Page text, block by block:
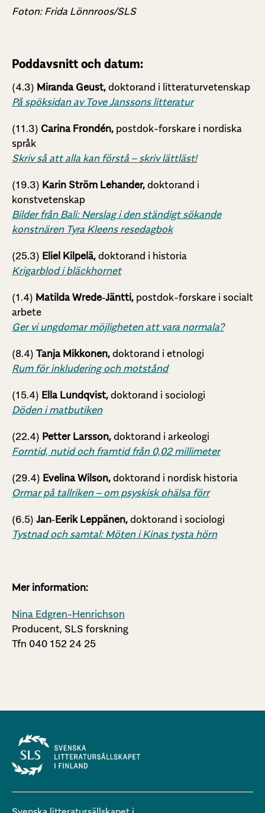
Foton: Frida Lönnroos/SLS
Poddavsnitt och datum:
(4.3) Miranda Geust, doktorand i litteraturvetenskap
På spöksidan av Tove Janssons litteratur
(11.3) Carina Frondén, postdok-forskare i nordiska
språk
Skriv så att alla kan förstå – skriv lättläst!
(19.3) Karin Ström Lehander, doktorand i
konstvetenskap
Bilder från Bali: Nerslag i den ständigt sökande
konstnären Tyra Kleens resedagbok
(25.3) Eliel Kilpelä, doktorand i historia
Krigarblod i bläckhornet
(1.4) Matilda Wrede‑Jäntti, postdok-forskare i socialt
arbete
Ger vi ungdomar möjligheten att vara normala?
(8.4) Tanja Mikkonen, doktorand i etnologi
Rum för inkludering och motstånd
(15.4) Ella Lundqvist, doktorand i sociologi
Döden i matbutiken
(22.4) Petter Larsson, doktorand i arkeologi
Forntid, nutid och framtid från 0,02 millimeter
(29.4) Evelina Wilson, doktorand i nordisk historia
Ormar på tallriken – om psyskisk ohälsa förr
(6.5) Jan‑Eerik Leppänen, doktorand i sociologi
Tystnad och samtal: Möten i Kinas tysta hörn
Mer information:
Nina Edgren-Henrichson
Producent, SLS forskning
Tfn 040 152 24 25